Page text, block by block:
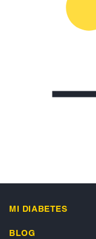
MI DIABETES
BLOG